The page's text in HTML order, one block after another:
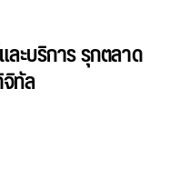
ะบริการ รุกตลาด
ทัล